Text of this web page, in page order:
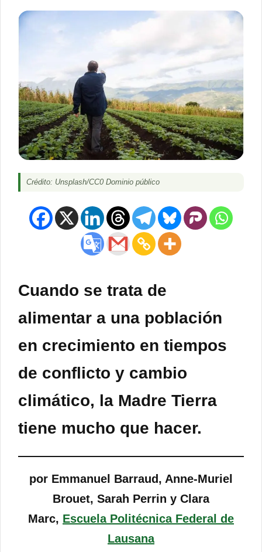
Crédito: Unsplash/CC0 Dominio público
Cuando se trata de
alimentar a una población
en crecimiento en tiempos
de conflicto y cambio
climático, la Madre Tierra
tiene mucho que hacer.
por Emmanuel Barraud, Anne-Muriel
Brouet, Sarah Perrin y Clara
Marc, Escuela Politécnica Federal de
Lausana